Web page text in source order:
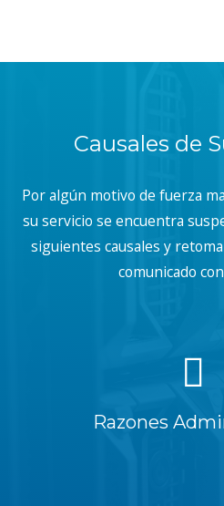
Causales de
Por algún motivo de fuerza
su servicio se encuentra
siguientes causales y
comunicado
Razones